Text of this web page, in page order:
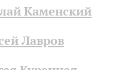
вплетены и романсы –
абонементе выступит
Каменский
Лавров